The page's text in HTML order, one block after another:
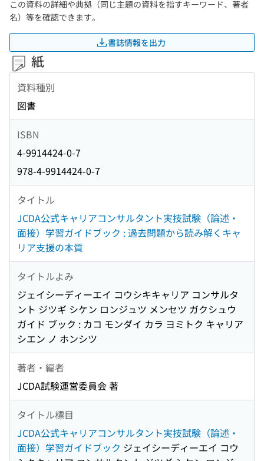
この資料の詳細や典拠（同じ主題の資料を指すキーワード、著者
名）等を確認できます。
書誌情報を出力
紙
資料種別
図書
ISBN
4-9914424-0-7
978-4-9914424-0-7
タイトル
JCDA公式キャリアコンサルタント実技試験（論述・
面接）学習ガイドブック : 過去問題から読み解くキャ
リア支援の本質
タイトルよみ
ジェイシーディーエイ コウシキキャリア コンサルタ
ント ジツギ シケン ロンジュツ メンセツ ガクシュウ
ガイド ブック : カコ モンダイ カラ ヨミトク キャリア
シエン ノ ホンシツ
著者・編者
JCDA試験運営委員会 著
タイトル標目
JCDA公式キャリアコンサルタント実技試験（論述・
面接）学習ガイドブック ジェイシーディーエイ コウ